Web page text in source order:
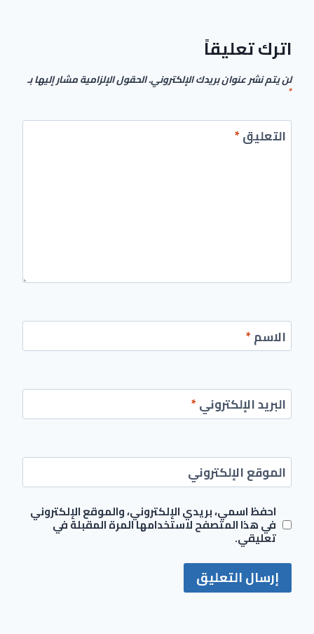
اترك تعليقاً
لن يتم نشر عنوان بريدك الإلكتروني.الحقول الإلزامية مشار إليها بـ
*
التعليق*
الاسم*
البريد الإلكتروني*
الموقع الإلكتروني
احفظ اسمي، بريدي الإلكتروني، والموقع الإلكتروني
في هذا المتصفح لاستخدامها المرة المقبلة في
تعليقي.